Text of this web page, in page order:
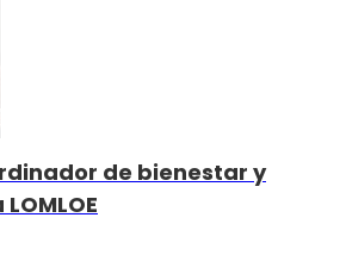
de bienestar y